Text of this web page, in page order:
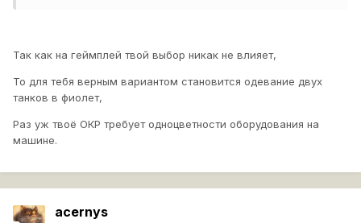
Так как на геймплей твой выбор никак не влияет,
То для тебя верным вариантом становится одевание двух
танков в фиолет,
Раз уж твоё ОКР требует одноцветности оборудования на
машине.
acernys